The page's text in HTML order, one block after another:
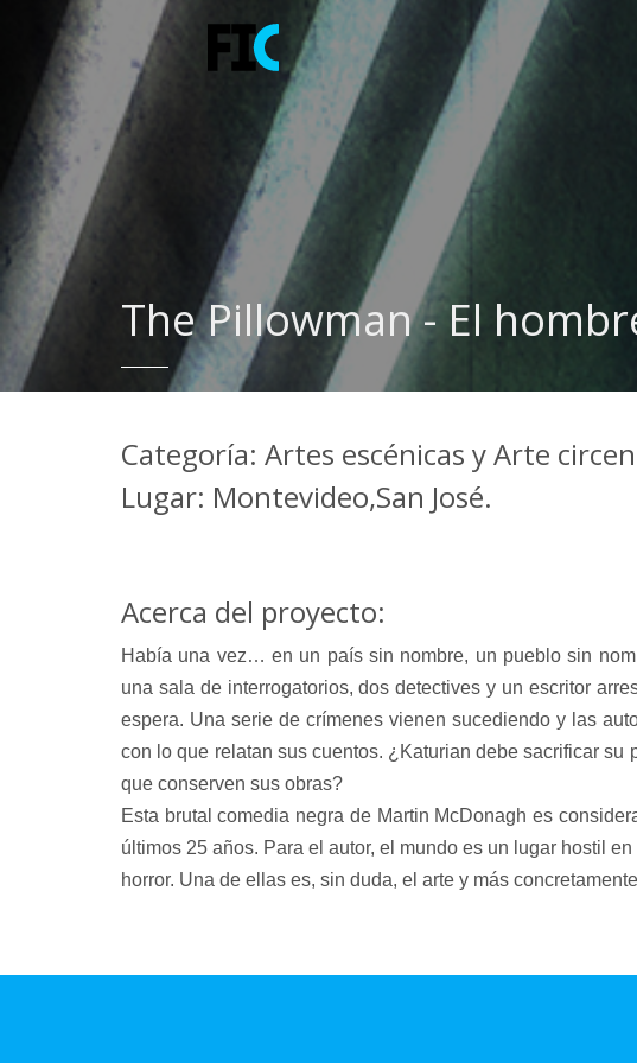
The Pillowman - El
Categoría: Artes escénicas y Arte
Lugar: Montevideo,San José.
Acerca del proyecto:
Había una vez… en un país sin nombre, un pueblo sin
una sala de interrogatorios, dos detectives y un escritor
espera. Una serie de crímenes vienen sucediendo y las
con lo que relatan sus cuentos. ¿Katurian debe sacrificar su
que conserven sus obras?
Esta brutal comedia negra de Martin McDonagh es
últimos 25 años. Para el autor, el mundo es un lugar hostil
horror. Una de ellas es, sin duda, el arte y más